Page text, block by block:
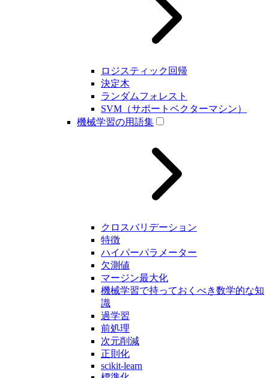
ロジスティック回帰
決定木
ランダムフォレスト
SVM（サポートベクターマシン）
機械学習の用語集
クロスバリデーション
特徴
ハイパーパラメーター
欠測値
マージン最大化
機械学習で持っておくべき数学的な知
識
過学習
前処理
次元削減
正則化
scikit-learn